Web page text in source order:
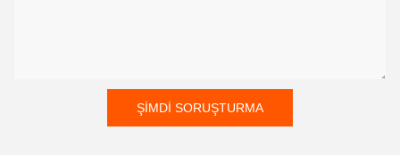
ŞIMDI SORUŞTURMA